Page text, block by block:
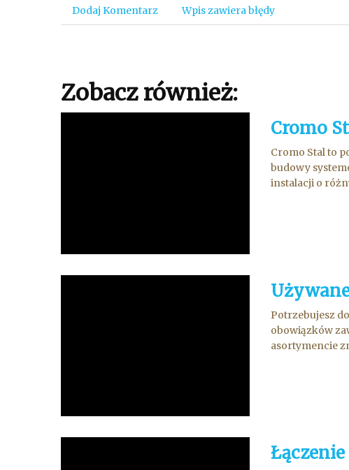
Dodaj Komentarz Wpis zawiera błędy
Zobacz również:
Cromo
Cromo Stal to
budowy
instalacji o
Potrzebujesz
obowiązków
asortymencie